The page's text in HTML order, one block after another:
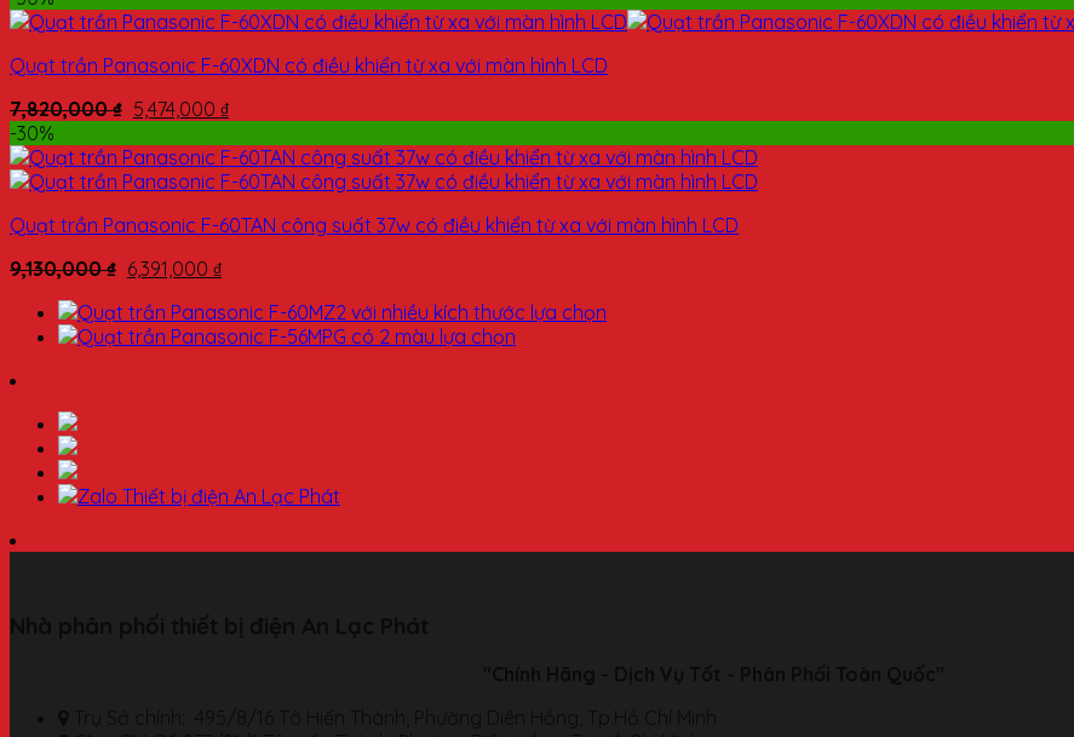
Quạt trần Panasonic F-60XDN có điều khiển từ xa với màn hình LCD
7,820,000₫ 5,474,000 ₫
-30%
Quạt trần Panasonic F-60TAN công suất 37w có điều khiển từ xa với màn hình LCD
9,130,000₫ 6,391,000 ₫